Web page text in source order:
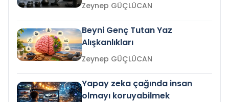
Zeynep GÜÇLÜCAN
Beyni Genç Tutan Yaz
Alışkanlıkları
Zeynep GÜÇLÜCAN
Yapay zeka çağında insan
olmayı koruyabilmek